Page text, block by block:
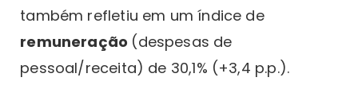
também refletiu em um índice de
remuneração (despesas de
pessoal/receita) de 30,1% (+3,4 p.p.).